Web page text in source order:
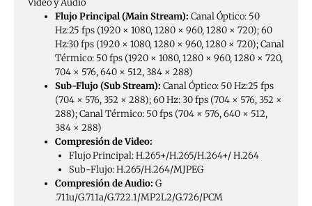
Video y Audio
Flujo Principal (Main Stream): Canal Óptico: 50
Hz:25 fps (1920 × 1080, 1280 × 960, 1280 × 720); 60
Hz:30 fps (1920 × 1080, 1280 × 960, 1280 × 720); Canal
Térmico: 50 fps (1920 × 1080, 1280 × 960, 1280 × 720,
704 × 576, 640 × 512, 384 × 288)
Sub-Flujo (Sub Stream): Canal Óptico: 50 Hz:25 fps
(704 × 576, 352 × 288); 60 Hz: 30 fps (704 × 576, 352 ×
288); Canal Térmico: 50 fps (704 × 576, 640 × 512,
384 × 288)
Compresión de Video:
Flujo Principal: H.265+/H.265/H.264+/ H.264
Sub-Flujo: H.265/H.264/MJPEG
Compresión de Audio: G
.711u/G.711a/G.722.1/MP2L2/G.726/PCM